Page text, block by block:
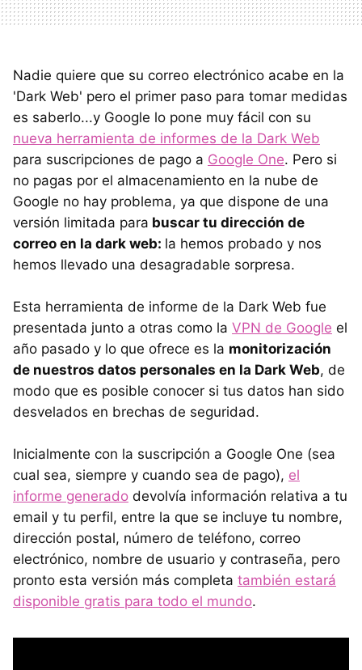
Nadie quiere que su correo electrónico acabe en la
'Dark Web' pero el primer paso para tomar medidas
es saberlo...y Google lo pone muy fácil con su
nueva herramienta de informes de la Dark Web
para suscripciones de pago a Google One. Pero si
no pagas por el almacenamiento en la nube de
Google no hay problema, ya que dispone de una
versión limitada para buscar tu dirección de
correo en la dark web: la hemos probado y nos
hemos llevado una desagradable sorpresa.
Esta herramienta de informe de la Dark Web fue
presentada junto a otras como la VPN de Google el
año pasado y lo que ofrece es la monitorización
de nuestros datos personales en la Dark Web, de
modo que es posible conocer si tus datos han sido
desvelados en brechas de seguridad.
Inicialmente con la suscripción a Google One (sea
cual sea, siempre y cuando sea de pago), el
informe generado devolvía información relativa a tu
email y tu perfil, entre la que se incluye tu nombre,
dirección postal, número de teléfono, correo
electrónico, nombre de usuario y contraseña, pero
pronto esta versión más completa también estará
disponible gratis para todo el mundo.